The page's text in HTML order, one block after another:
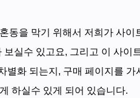
동을 막기 위해서 저희가 사이
실수 있고요, 그리고 이 사이
화 되는지, 구매 페이지를
하실수 있게 되어 있습니다.